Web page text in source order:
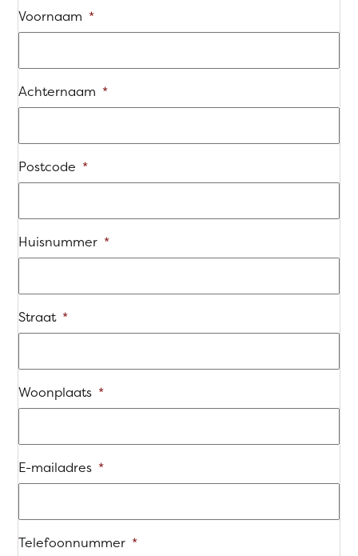
Voornaam *
Achternaam *
Postcode *
Huisnummer *
Straat *
Woonplaats *
E-mailadres *
Telefoonnummer *